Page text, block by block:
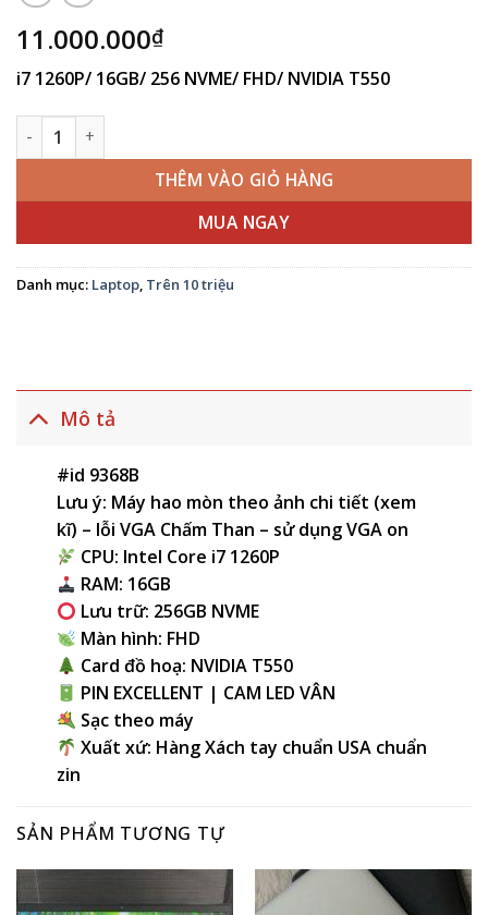
11.000.000₫
i7 1260P/ 16GB/ 256 NVME/ FHD/ NVIDIA T550
Thinkpad P16s G1 số lượng
THÊM VÀO GIỎ HÀNG
MUA NGAY
Danh mục: Laptop Trên 10 triệu
Mô tả
#id 9368B
Lưu ý: Máy hao mòn theo ảnh chi tiết (xem
kĩ) – lỗi VGA Chấm Than – sử dụng VGA on
CPU: Intel Core i7 1260P
RAM: 16GB
Lưu trữ: 256GB NVME
Màn hình: FHD
Card đồ hoạ: NVIDIA T550
PIN EXCELLENT | CAM LED VÂN
Sạc theo máy
Xuất xứ: Hàng Xách tay chuẩn USA chuẩn
zin
SẢN PHẨM TƯƠNG TỰ